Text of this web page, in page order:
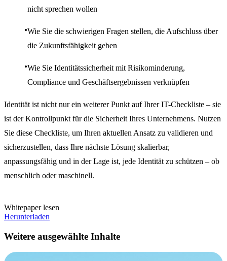
nicht sprechen wollen
Wie Sie die schwierigen Fragen stellen, die Aufschluss über
die Zukunftsfähigkeit geben
Wie Sie Identitätssicherheit mit Risikominderung,
Compliance und Geschäftsergebnissen verknüpfen
Identität ist nicht nur ein weiterer Punkt auf Ihrer IT-Checkliste – sie
ist der Kontrollpunkt für die Sicherheit Ihres Unternehmens. Nutzen
Sie diese Checkliste, um Ihren aktuellen Ansatz zu validieren und
sicherzustellen, dass Ihre nächste Lösung skalierbar,
anpassungsfähig und in der Lage ist, jede Identität zu schützen – ob
menschlich oder maschinell.
Whitepaper lesen
Herunterladen
Weitere ausgewählte Inhalte